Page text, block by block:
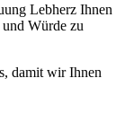
Lebherz Ihnen
Würde zu
damit wir Ihnen